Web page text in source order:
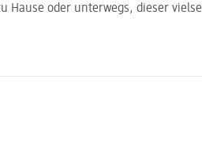
Hause oder unterwegs, dieser